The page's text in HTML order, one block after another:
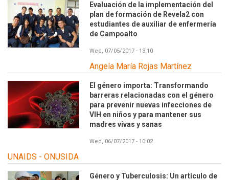
Evaluación de la implementación del
plan de formación de Revela2 con
estudiantes de auxiliar de enfermería
de Campoalto
Wed, 07/05/2017 - 13:10
Angela María Rojas Martínez
El género importa: Transformando
barreras relacionadas con el género
para prevenir nuevas infecciones de
VIH en niños y para mantener sus
madres vivas y sanas
Wed, 06/07/2017 - 10:02
UNAIDS - ONUSIDA
Género y Tuberculosis: Un artículo de